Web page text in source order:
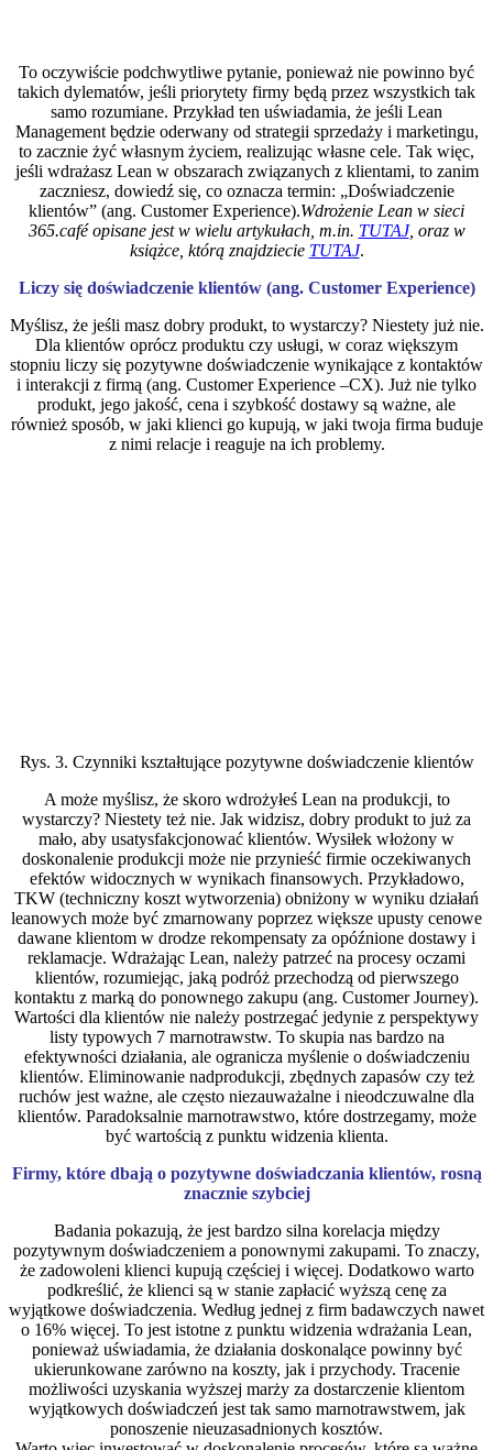
To oczywiście podchwytliwe pytanie, ponieważ nie powinno być
takich dylematów, jeśli priorytety firmy będą przez wszystkich tak
samo rozumiane. Przykład ten uświadamia, że jeśli Lean
Management będzie oderwany od strategii sprzedaży i marketingu,
to zacznie żyć własnym życiem, realizując własne cele. Tak więc,
jeśli wdrażasz Lean w obszarach związanych z klientami, to zanim
zaczniesz, dowiedź się, co oznacza termin: „Doświadczenie
klientów” (ang. Customer Experience).Wdrożenie Lean w sieci
365.café opisane jest w wielu artykułach, m.in. TUTAJ, oraz w
książce, którą znajdziecie TUTAJ.
Liczy się doświadczenie klientów (ang. Customer Experience)
Myślisz, że jeśli masz dobry produkt, to wystarczy? Niestety już nie.
Dla klientów oprócz produktu czy usługi, w coraz większym
stopniu liczy się pozytywne doświadczenie wynikające z kontaktów
i interakcji z firmą (ang. Customer Experience –CX). Już nie tylko
produkt, jego jakość, cena i szybkość dostawy są ważne, ale
również sposób, w jaki klienci go kupują, w jaki twoja firma buduje
z nimi relacje i reaguje na ich problemy.
Rys. 3. Czynniki kształtujące pozytywne doświadczenie klientów
A może myślisz, że skoro wdrożyłeś Lean na produkcji, to
wystarczy? Niestety też nie. Jak widzisz, dobry produkt to już za
mało, aby usatysfakcjonować klientów. Wysiłek włożony w
doskonalenie produkcji może nie przynieść firmie oczekiwanych
efektów widocznych w wynikach finansowych. Przykładowo,
TKW (techniczny koszt wytworzenia) obniżony w wyniku działań
leanowych może być zmarnowany poprzez większe upusty cenowe
dawane klientom w drodze rekompensaty za opóźnione dostawy i
reklamacje. Wdrażając Lean, należy patrzeć na procesy oczami
klientów, rozumiejąc, jaką podróż przechodzą od pierwszego
kontaktu z marką do ponownego zakupu (ang. Customer Journey).
Wartości dla klientów nie należy postrzegać jedynie z perspektywy
listy typowych 7 marnotrawstw. To skupia nas bardzo na
efektywności działania, ale ogranicza myślenie o doświadczeniu
klientów. Eliminowanie nadprodukcji, zbędnych zapasów czy też
ruchów jest ważne, ale często niezauważalne i nieodczuwalne dla
klientów. Paradoksalnie marnotrawstwo, które dostrzegamy, może
być wartością z punktu widzenia klienta.
Firmy, które dbają o pozytywne doświadczania klientów, rosną
znacznie szybciej
Badania pokazują, że jest bardzo silna korelacja między
pozytywnym doświadczeniem a ponownymi zakupami. To znaczy,
że zadowoleni klienci kupują częściej i więcej. Dodatkowo warto
podkreślić, że klienci są w stanie zapłacić wyższą cenę za
wyjątkowe doświadczenia. Według jednej z firm badawczych nawet
o 16% więcej. To jest istotne z punktu widzenia wdrażania Lean,
ponieważ uświadamia, że działania doskonalące powinny być
ukierunkowane zarówno na koszty, jak i przychody. Tracenie
możliwości uzyskania wyższej marży za dostarczenie klientom
wyjątkowych doświadczeń jest tak samo marnotrawstwem, jak
ponoszenie nieuzasadnionych kosztów.